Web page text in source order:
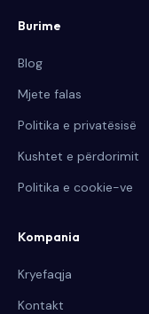
Burime
Blog
Mjete falas
Politika e privatësisë
Kushtet e përdorimit
Politika e cookie-ve
Kompania
Kryefaqja
Kontakt